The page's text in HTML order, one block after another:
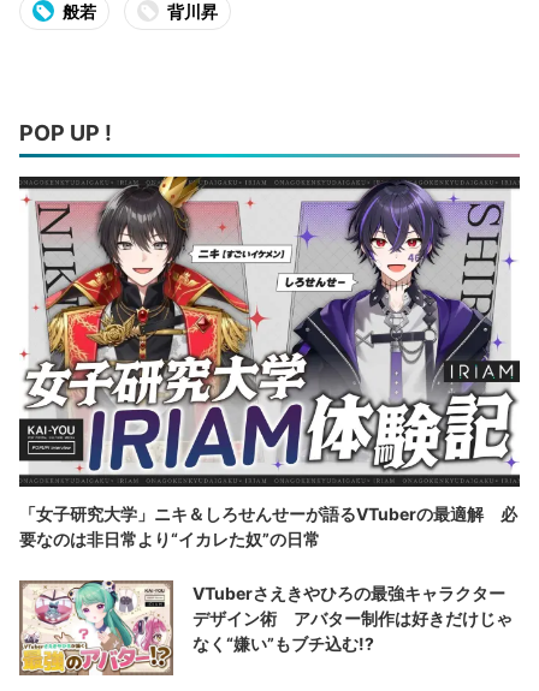
般若 背川昇
POP UP !
「女子研究大学」ニキ＆しろせんせーが語るVTuberの最適解 必
要なのは非日常より“イカレた奴”の日常
VTuberさえきやひろの最強キャラクター
デザイン術 アバター制作は好きだけじゃ
なく“嫌い”もブチ込む!?